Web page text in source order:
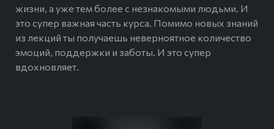
жизни, а уже тем более с незнакомыми людьми. И
это супер важная часть курса. Помимо новых знаний
из лекций ты получаешь неверноятное количество
эмоций, поддержки и заботы. И это супер
вдохновляет.